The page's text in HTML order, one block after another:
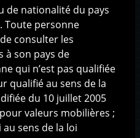
de nationalité du pays
Toute personne
consulter les
à son pays de
qui n’est pas qualifiée
qualifié au sens de la
du 10 juillet 2005
valeurs mobilières ;
sens de la loi